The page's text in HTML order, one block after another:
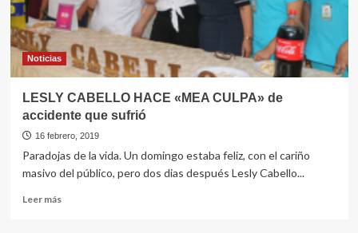
Noticias
LESLY CABELLO HACE «MEA CULPA» de
accidente que sufrió
16 febrero, 2019
Paradojas de la vida. Un domingo estaba feliz, con el cariño
masivo del público, pero dos dias después Lesly Cabello...
Leer másLeer